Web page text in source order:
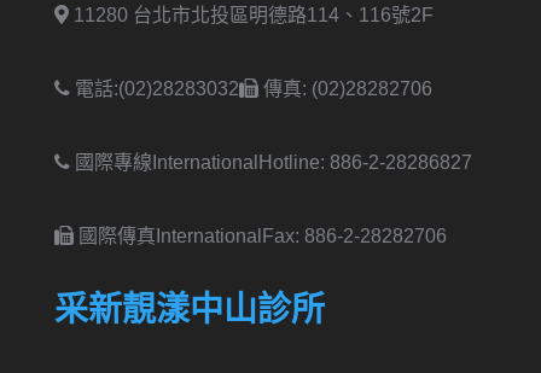
11280 台北市北投區明德路114、116號2F
電話:(02)28283032 傳真: (02)28282706
國際專線International Hotline: 886-2-28286827
國際傳真International Fax: 886-2-28282706
采新靚漾中山診所